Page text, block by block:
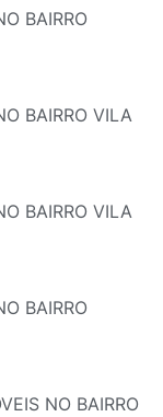
BAIRRO
BAIRRO VILA
BAIRRO VILA
BAIRRO
NO BAIRRO